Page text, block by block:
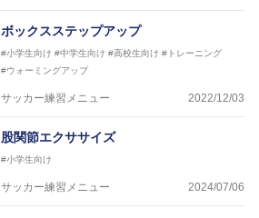
ボックスステップアップ
#小学生向け #中学生向け #高校生向け #トレーニング
#ウォーミングアップ
サッカー練習メニュー 2022/12/03
股関節エクササイズ
#小学生向け
サッカー練習メニュー 2024/07/06